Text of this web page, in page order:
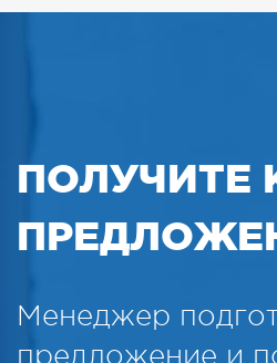
ПОЛУЧИТЕ
Менеджер
предложение и